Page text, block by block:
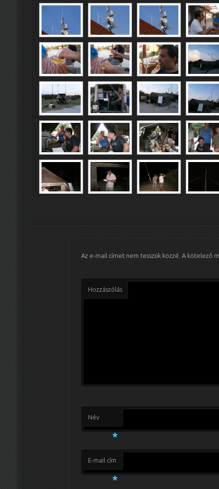
Az e-mail címet nem tesszük közzé. A kötelező
Hozzászólás
Név
*
E-mail cím
*